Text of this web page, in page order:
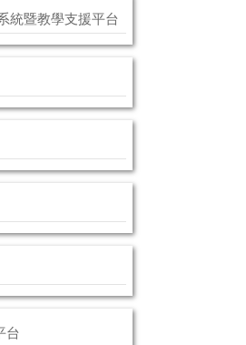
統暨教學支援平台
台